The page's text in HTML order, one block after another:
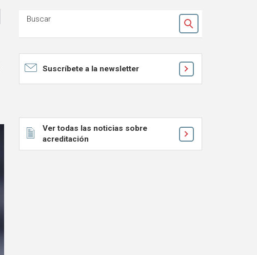
Buscar
Ok
Suscríbete a la newsletter
Ver todas las noticias sobre
acreditación